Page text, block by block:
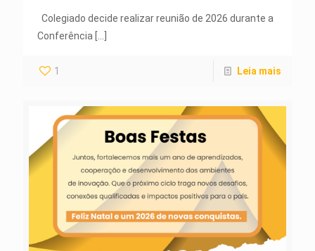
Colegiado decide realizar reunião de 2026 durante a
Conferência
1 Leia mais